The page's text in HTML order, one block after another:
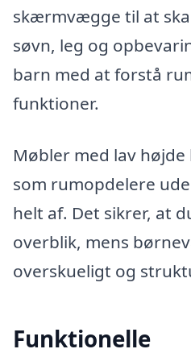
skærmvægge til at
søvn, leg og
barn med at forstå
funktioner.
Møbler med lav
som rumopdelere
helt af. Det sikrer, at
overblik, mens
overskueligt og
Funktionelle